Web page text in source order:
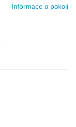
Informace o pokoji